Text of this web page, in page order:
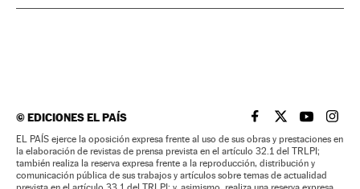
©EDICIONES EL PAÍS EL PAÍS BRASIL EN
EL PAÍSEL PAÍS
EL
EL PAÍS ejerce la oposición expresa frente al uso de sus obras y prestaciones en
la elaboración de revistas de prensa prevista en el artículo 32.1 del TRLPI;
también realiza la reserva expresa frente a la reproducción, distribución y
comunicación pública de sus trabajos y artículos sobre temas de actualidad